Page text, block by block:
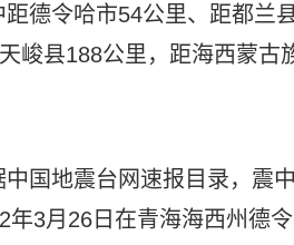
德令哈市54公里、距都兰
峻县188公里，距海西蒙古
国地震台网速报目录，震
年3月26日在青海海西州德